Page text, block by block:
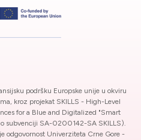
podršku Europske unije u okviru
kroz projekat SKILLS - High-Level
for a Blue and Digitalized "Smart
subvenciji SA-0200142-SA SKILLS).
odgovornost Univerziteta Crne Gore -